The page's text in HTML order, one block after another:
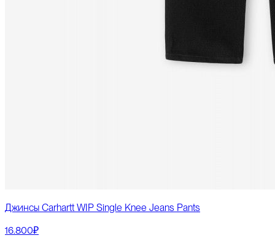
Джинсы Carhartt WIP Single Knee Jeans Pants
16.800₽